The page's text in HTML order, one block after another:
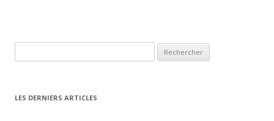
LES DERNIERS ARTICLES